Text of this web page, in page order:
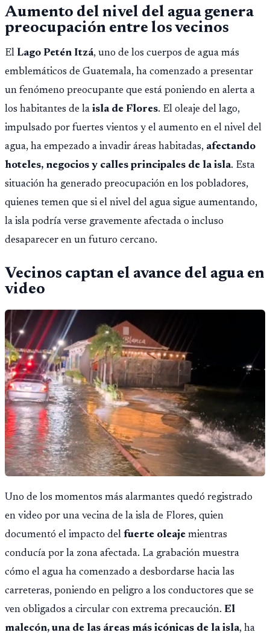
Aumento del nivel del agua genera
preocupación entre los vecinos
El Lago Petén Itzá, uno de los cuerpos de agua más
emblemáticos de Guatemala, ha comenzado a presentar
un fenómeno preocupante que está poniendo en alerta a
los habitantes de la isla de Flores. El oleaje del lago,
impulsado por fuertes vientos y el aumento en el nivel del
agua, ha empezado a invadir áreas habitadas, afectando
hoteles, negocios y calles principales de la isla. Esta
situación ha generado preocupación en los pobladores,
quienes temen que si el nivel del agua sigue aumentando,
la isla podría verse gravemente afectada o incluso
desaparecer en un futuro cercano.
Vecinos captan el avance del agua en
video
Uno de los momentos más alarmantes quedó registrado
en video por una vecina de la isla de Flores, quien
documentó el impacto del fuerte oleaje mientras
conducía por la zona afectada. La grabación muestra
cómo el agua ha comenzado a desbordarse hacia las
carreteras, poniendo en peligro a los conductores que se
ven obligados a circular con extrema precaución. El
malecón, una de las áreas más icónicas de la isla, ha